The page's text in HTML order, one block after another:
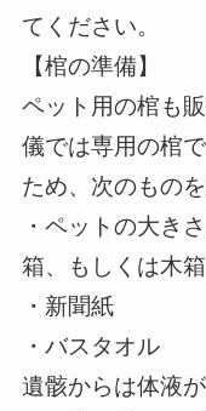
てください。
【棺の準備】
ペット用の棺も
儀では専用の棺
ため、次のもの
・ペットの大き
箱、もしくは木箱
・新聞紙
・バスタオル
遺骸からは体液